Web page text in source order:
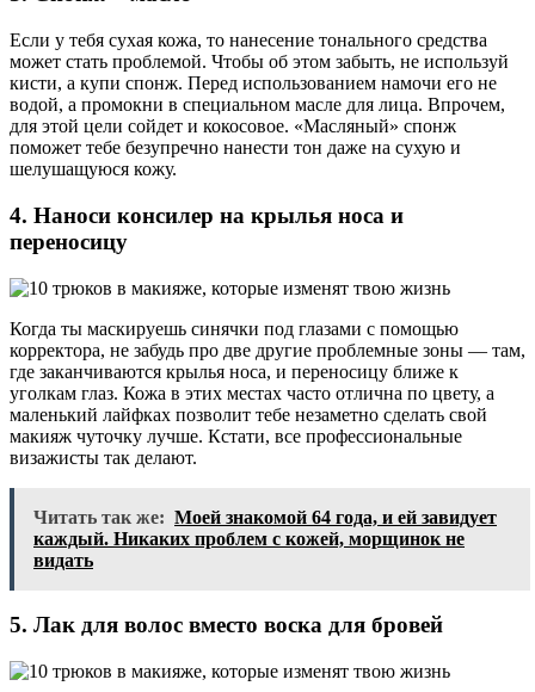
Если у тебя сухая кожа, то нанесение тонального средства
может стать проблемой. Чтобы об этом забыть, не используй
кисти, а купи спонж. Перед использованием намочи его не
водой, а промокни в специальном масле для лица. Впрочем,
для этой цели сойдет и кокосовое. «Масляный» спонж
поможет тебе безупречно нанести тон даже на сухую и
шелушащуюся кожу.
4. Наноси консилер на крылья носа и
переносицу
Когда ты маскируешь синячки под глазами с помощью
корректора, не забудь про две другие проблемные зоны — там,
где заканчиваются крылья носа, и переносицу ближе к
уголкам глаз. Кожа в этих местах часто отлична по цвету, а
маленький лайфках позволит тебе незаметно сделать свой
макияж чуточку лучше. Кстати, все профессиональные
визажисты так делают.
Читать так же: Моей знакомой 64 года, и ей завидует
каждый. Никаких проблем с кожей, морщинок не
видать
5. Лак для волос вместо воска для бровей